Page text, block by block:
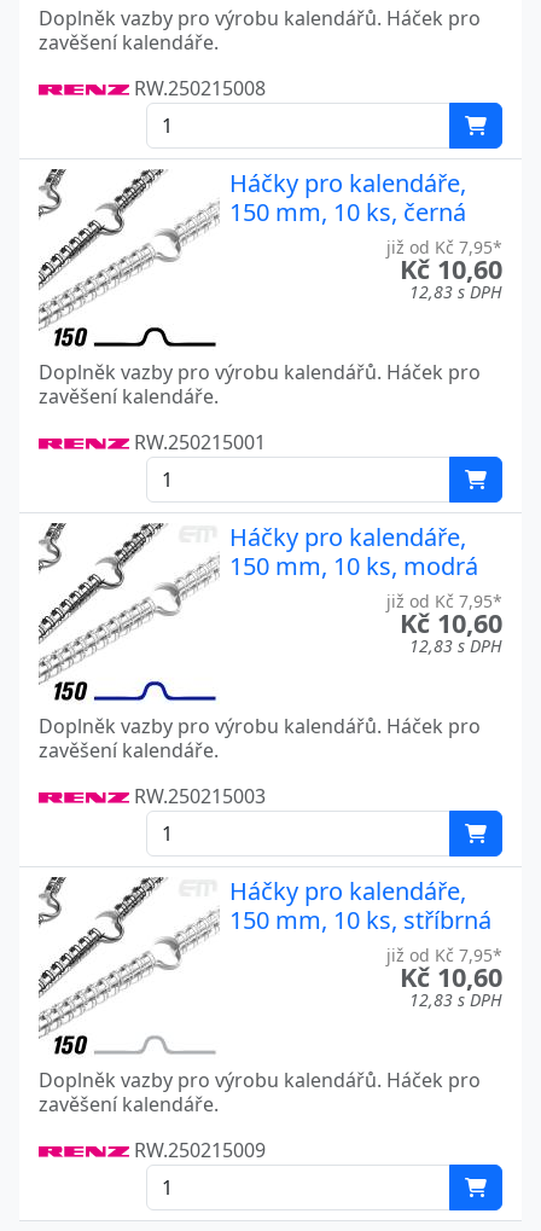
Doplněk vazby pro výrobu kalendářů. Háček pro
zavěšení kalendáře.
RW.250215008
Háčky pro kalendáře,
150 mm, 10 ks, černá
již od Kč 7,95*
Kč 10,60
12,83 s DPH
Doplněk vazby pro výrobu kalendářů. Háček pro
zavěšení kalendáře.
RW.250215001
Háčky pro kalendáře,
150 mm, 10 ks, modrá
již od Kč 7,95*
Kč 10,60
12,83 s DPH
Doplněk vazby pro výrobu kalendářů. Háček pro
zavěšení kalendáře.
RW.250215003
Háčky pro kalendáře,
150 mm, 10 ks, stříbrná
již od Kč 7,95*
Kč 10,60
12,83 s DPH
Doplněk vazby pro výrobu kalendářů. Háček pro
zavěšení kalendáře.
RW.250215009